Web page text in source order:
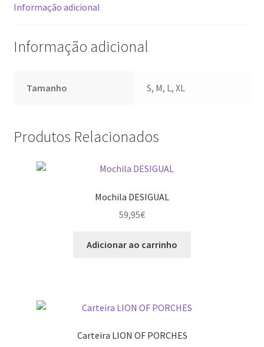
Informação adicional
Informação adicional
Tamanho S, M, L, XL
Produtos Relacionados
Mochila DESIGUAL
59,95€
Adicionar ao carrinho
Carteira LION OF PORCHES